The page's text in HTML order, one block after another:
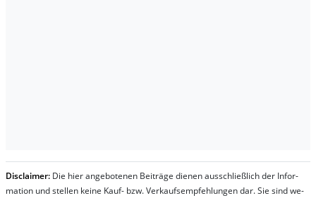
Dis­clai­mer: Die hier an­ge­bo­te­nen Bei­trä­ge die­nen aus­schließ­lich der In­for­
ma­t­ion und stel­len kei­ne Kauf- bzw. Ver­kaufs­em­pfeh­lung­en dar. Sie sind we­